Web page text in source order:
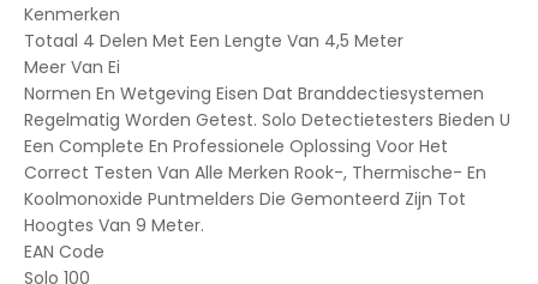
Kenmerken
Totaal 4 Delen Met Een Lengte Van 4,5 Meter
Meer Van Ei
Normen En Wetgeving Eisen Dat Branddectiesystemen
Regelmatig Worden Getest. Solo Detectietesters Bieden U
Een Complete En Professionele Oplossing Voor Het
Correct Testen Van Alle Merken Rook-, Thermische- En
Koolmonoxide Puntmelders Die Gemonteerd Zijn Tot
Hoogtes Van 9 Meter.
EAN Code
Solo 100